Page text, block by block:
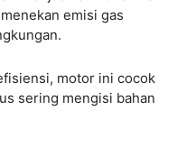
emisi gas
motor ini cocok
sering mengisi bahan